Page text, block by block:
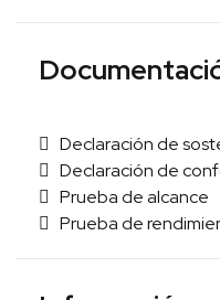
Declaración de
Declaración de
Prueba de alcance
Prueba de